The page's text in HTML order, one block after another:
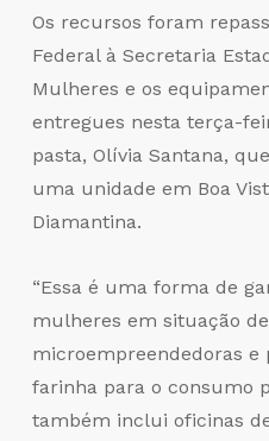
Os recursos foram
Federal à Secretaria
Mulheres e os
entregues nesta terça-
pasta, Olívia Santana,
uma unidade em Boa
Diamantina.
“Essa é uma forma de
mulheres em situação
microempreendedoras
farinha para o consumo
também inclui oficinas